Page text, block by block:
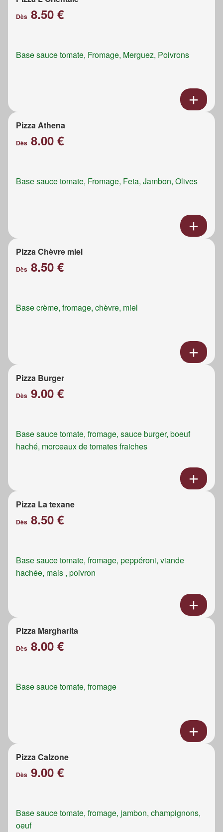
Dès 8.50 €
Base sauce tomate, Fromage, Merguez, Poivrons
Pizza Athena
Dès 8.00 €
Base sauce tomate, Fromage, Feta, Jambon, Olives
Pizza Chèvre miel
Dès 8.50 €
Base crème, fromage, chèvre, miel
Pizza Burger
Dès 9.00 €
Base sauce tomate, fromage, sauce burger, boeuf
haché, morceaux de tomates fraiches
Pizza La texane
Dès 8.50 €
Base sauce tomate, fromage, peppéroni, viande
hachée, mais , poivron
Pizza Margharita
Dès 8.00 €
Base sauce tomate, fromage
Pizza Calzone
Dès 9.00 €
Base sauce tomate, fromage, jambon, champignons,
oeuf